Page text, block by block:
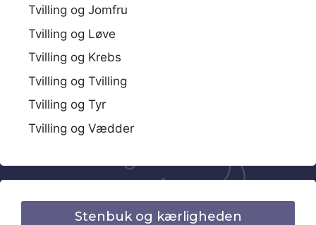
Tvilling og Jomfru
Tvilling og Løve
Tvilling og Krebs
Tvilling og Tvilling
Tvilling og Tyr
Tvilling og Vædder
Stenbuk og kærligheden